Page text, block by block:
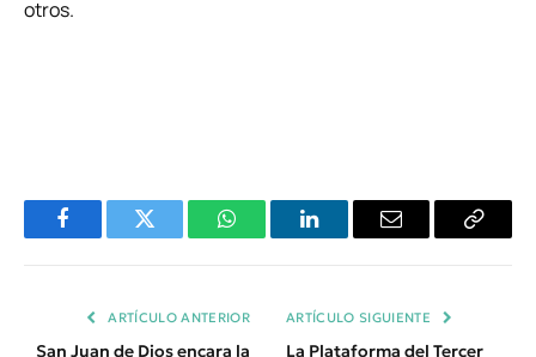
otros.
FacebookTwitter WhatsAppLinkedInEmail
Copiar
ARTÍCULO ANTERIOR
San Juan de Dios encara la
ARTÍCULO SIGUIENTE
La Plataforma del Tercer